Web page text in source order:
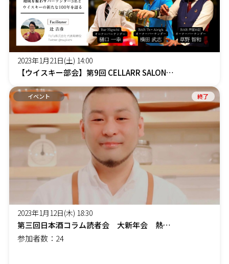
2023年1月21日(土) 14:00
【ウイスキー部会】第9回 CELLARR SALON ウイスキーの杜＜オンラインイベント＞
イベント 終了
2023年1月12日(木) 18:30
第三回日本酒コラム読者会 大新年会 熱燗師 水原将氏とのコラボ
参加者数：24